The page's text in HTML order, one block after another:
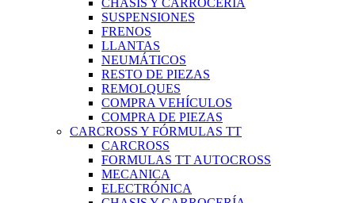
CHASIS Y CARROCERÍA
SUSPENSIONES
FRENOS
LLANTAS
NEUMÁTICOS
RESTO DE PIEZAS
REMOLQUES
COMPRA VEHÍCULOS
COMPRA DE PIEZAS
CARCROSS Y FÓRMULAS TT
CARCROSS
FORMULAS TT AUTOCROSS
MECANICA
ELECTRÓNICA